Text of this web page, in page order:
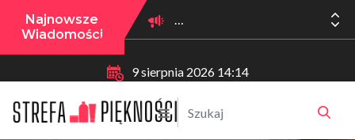
Najnowsze
Wiadomości
9 sierpnia 2026 14:14